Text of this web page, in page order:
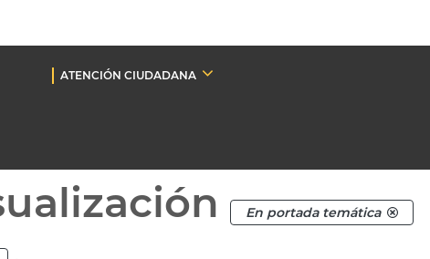
ATENCIÓN CIUDADANA
En portada temática